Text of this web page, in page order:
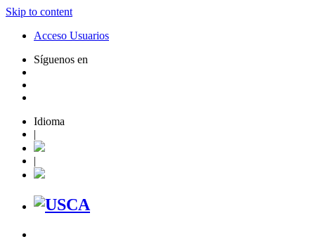
Skip to content
Acceso Usuarios
Síguenos en
Idioma
|
|